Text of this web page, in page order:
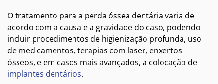
O tratamento para a perda óssea dentária varia de
acordo com a causa e a gravidade do caso, podendo
incluir procedimentos de higienização profunda, uso
de medicamentos, terapias com laser, enxertos
ósseos, e em casos mais avançados, a colocação de
implantes dentários.